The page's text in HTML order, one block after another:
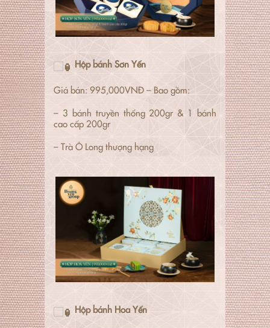
Hộp bánh Sơn Yến
Giá bán: 995,000VNĐ – Bao gồm:
– 3 bánh truyền thống 200gr & 1 bánh
cao cấp 200gr
– Trà Ô Long thượng hạng
Hộp bánh Hoa Yến